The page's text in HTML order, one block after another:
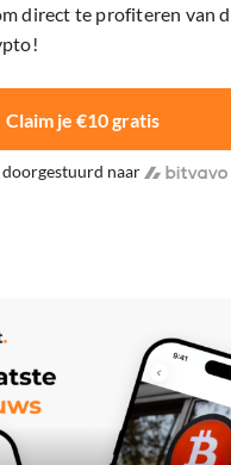
direct te profiteren van
Claim je €10 gratis
naar